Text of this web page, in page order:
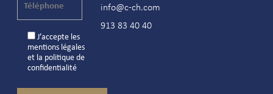
J’accepte les
mentions légales
et la politique de
confidentialité
info@c-ch.com
913 83 40 40